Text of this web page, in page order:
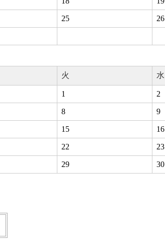
25 26
火 水
1 2
8 9
15 16
22 23
29 30